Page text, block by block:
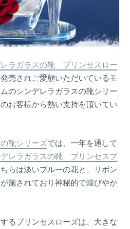
レラガラスの靴 プリンセスロー
売されご愛顧いただいているモ
のシンデレラガラスの靴シリー
お客様から熱い支持を頂いてい
靴シリーズでは、一年を通して
デレラガラスの靴 プリンセスブ
らは淡いブルーの花と、リボン
施されており神秘的で煌びやか
るプリンセスローズは、大きな